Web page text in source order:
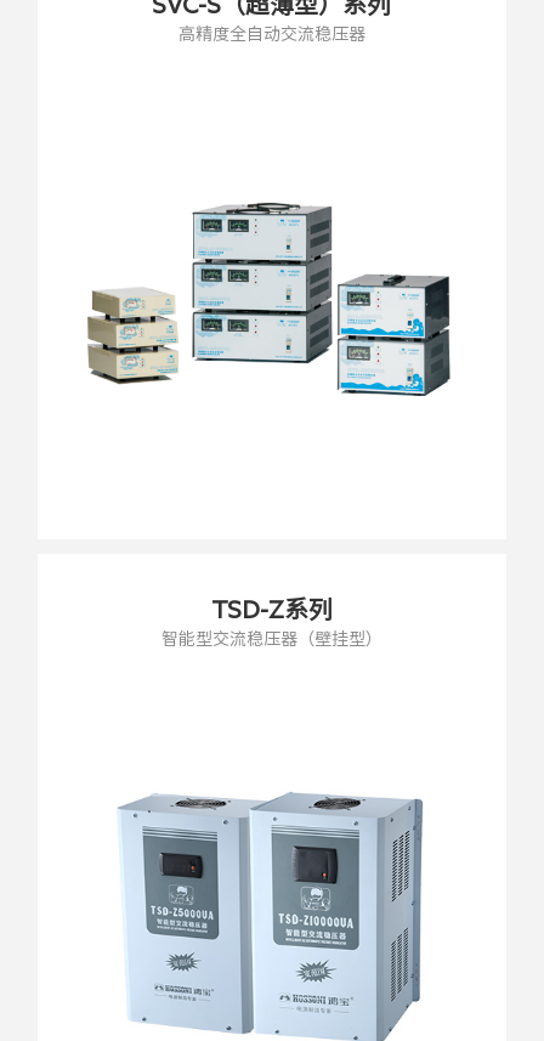
高精度全自动交流稳压器
TSD-Z系列
智能型交流稳压器（壁挂型）